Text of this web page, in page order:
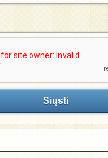
Siųsti